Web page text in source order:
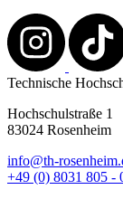
Technische
Hochschulstraße 1
83024 Rosenheim
info@th-
+49 (0) 8031 805 -